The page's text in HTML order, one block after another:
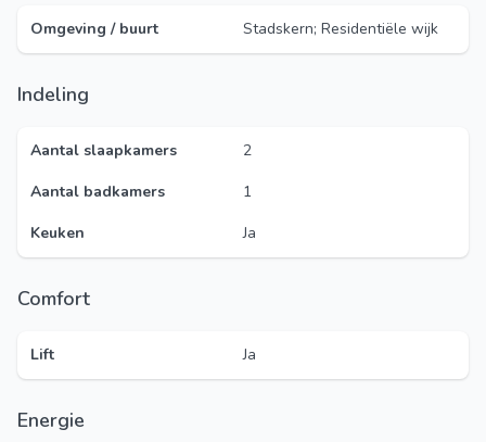
Omgeving / buurt Stadskern; Residentiële wijk
Indeling
Aantal slaapkamers
2
Aantal badkamers
1
Keuken
Ja
Comfort
Lift Ja
Energie